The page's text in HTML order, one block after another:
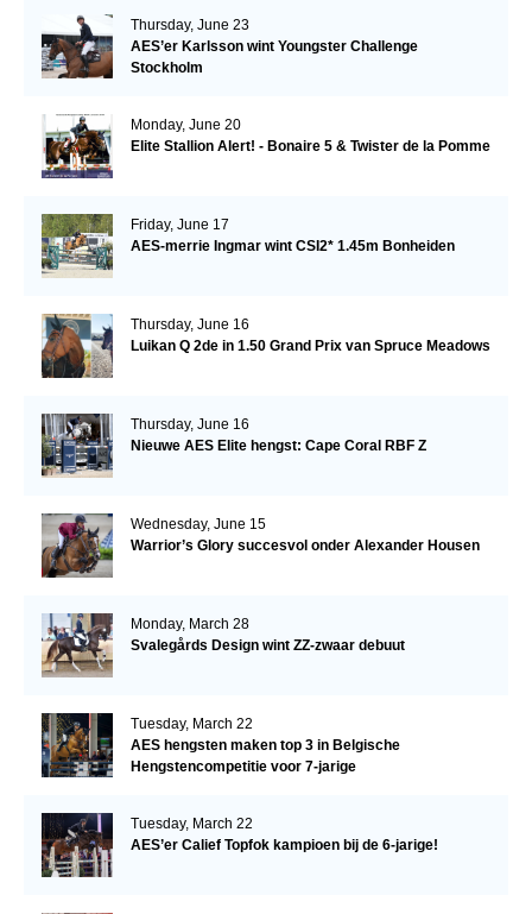
Thursday, June 23
AES’er Karlsson wint Youngster Challenge
Stockholm
Monday, June 20
Elite Stallion Alert! - Bonaire 5 & Twister de la Pomme
Friday, June 17
AES-merrie Ingmar wint CSI2* 1.45m Bonheiden
Thursday, June 16
Luikan Q 2de in 1.50 Grand Prix van Spruce Meadows
Thursday, June 16
Nieuwe AES Elite hengst: Cape Coral RBF Z
Wednesday, June 15
Warrior’s Glory succesvol onder Alexander Housen
Monday, March 28
Svalegårds Design wint ZZ-zwaar debuut
Tuesday, March 22
AES hengsten maken top 3 in Belgische
Hengstencompetitie voor 7-jarige
Tuesday, March 22
AES’er Calief Topfok kampioen bij de 6-jarige!